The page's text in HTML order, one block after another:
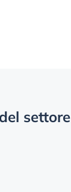
settore